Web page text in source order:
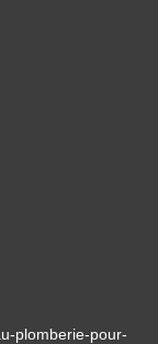
plomberie-pour-